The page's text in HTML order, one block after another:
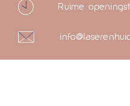
Ruime